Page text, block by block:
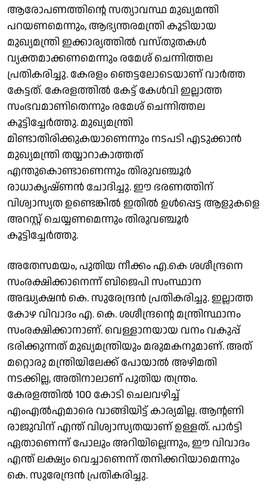
ആരോപണത്തിൻ്റെ സത്യാവസ്ഥ മുഖ്യമന്തി
പറയണമെന്നും, ആഭ്യന്തരമന്ത്രി കൂടിയായ
മുഖ്യമന്ത്രി ഇക്കാര്യത്തിൽ വസ്തുതകൾ
വ്യക്തമാക്കണമെന്നും രമേശ് ചെന്നിത്തല
പ്രതികരിച്ചു. കേരളം ഞെട്ടലോടെയാണ് വാർത്ത
കേട്ടത്. കേരളത്തിൽ കേട്ട് കേൾവി ഇല്ലാത്ത
സംഭവമാണിതെന്നും രമേശ് ചെന്നിത്തല
കൂട്ടിച്ചേ‍ർത്തു. മുഖ്യമന്ത്രി
മിണ്ടാതിരിക്കുകയാണെന്നും നടപടി എടുക്കാൻ
മുഖ്യമന്ത്രി തയ്യാറാകാത്തത്
എന്തുകൊണ്ടാണെന്നും തിരുവഞ്ചൂർ
രാധാകൃഷ്ണൻ ചോദിച്ചു. ഈ ഭരണത്തിന്
വിശ്വാസ്യത ഉണ്ടെങ്കിൽ ഇതിൽ ഉൾപ്പെട്ട ആളുകളെ
അറസ്റ്റ് ചെയ്യണമെന്നും തിരുവഞ്ചൂർ
കൂട്ടിച്ചേർത്തു.
അതേസമയം, പുതിയ നീക്കം എ.കെ ശശീന്ദ്രനെ
സംരക്ഷിക്കാനെന്ന് ബിജെപി സംസ്ഥാന
അദ്ധ്യക്ഷൻ കെ. സുരേന്ദ്രൻ പ്രതികരിച്ചു. ഇല്ലാത്ത
കോഴ വിവാദം എ. കെ. ശശീന്ദ്രൻ്റെ മന്ത്രിസ്ഥാനം
സംരക്ഷിക്കാനാണ്. വെള്ളാനയായ വനം വകുപ്പ്
ഭരിക്കുന്നത് മുഖ്യമന്ത്രിയും മരുമകനുമാണ്. അത്
മറ്റൊരു മന്ത്രിയിലേക്ക് പോയാൽ അഴിമതി
നടക്കില്ല, അതിനാലാണ് പുതിയ തന്ത്രം.
കേരളത്തിൽ 100 കോടി ചെലവഴിച്ച്
എംഎൽഎമാരെ വാങ്ങിയിട്ട് കാര്യമില്ല. ആൻ്റണി
രാജുവിന് എന്ത് വിശ്വാസ്യതയാണ് ഉള്ളത്. പാർട്ടി
ഏതാണെന്ന് പോലും അറിയില്ലെന്നും, ഈ വിവാദം
എന്ത് ലക്ഷ്യം വെച്ചാണെന്ന് തനിക്കറിയാമെന്നും
കെ. സുരേന്ദ്രൻ പ്രതികരിച്ചു.